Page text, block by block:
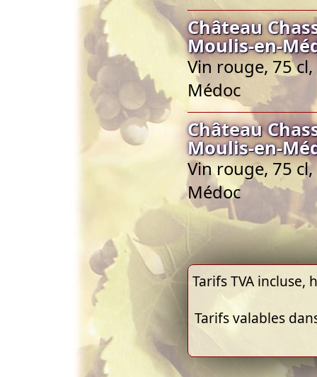
Château
Moulis-en-
Vin rouge, 75
Médoc
Château
Moulis-en-
Vin rouge, 75
Médoc
Tarifs TVA
Tarifs valables